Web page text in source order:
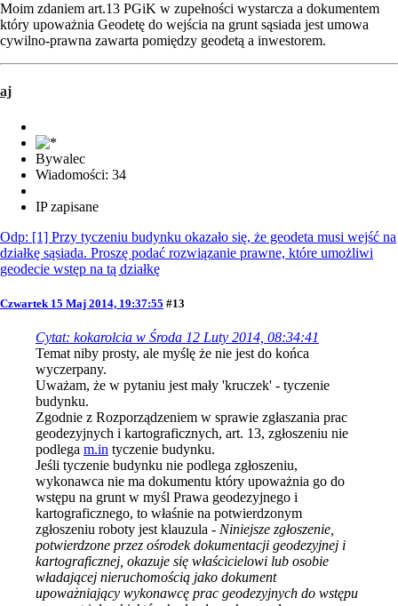
Moim zdaniem art.13 PGiK w zupełności wystarcza a dokumentem
który upoważnia Geodetę do wejścia na grunt sąsiada jest umowa
cywilno-prawna zawarta pomiędzy geodetą a inwestorem.
aj
Bywalec
Wiadomości: 34
IP zapisane
Odp: [1] Przy tyczeniu budynku okazało się, że geodeta musi wejść na
działkę sąsiada. Proszę podać rozwiązanie prawne, które umożliwi
geodecie wstęp na tą działkę
Czwartek 15 Maj 2014, 19:37:55 #13
Cytat: kokarolcia w Środa 12 Luty 2014, 08:34:41
Temat niby prosty, ale myślę że nie jest do końca
wyczerpany.
Uważam, że w pytaniu jest mały 'kruczek' - tyczenie
budynku.
Zgodnie z Rozporządzeniem w sprawie zgłaszania prac
geodezyjnych i kartograficznych, art. 13, zgłoszeniu nie
podlega m.in tyczenie budynku.
Jeśli tyczenie budynku nie podlega zgłoszeniu,
wykonawca nie ma dokumentu który upoważnia go do
wstępu na grunt w myśl Prawa geodezyjnego i
kartograficznego, to właśnie na potwierdzonym
zgłoszeniu roboty jest klauzula - Niniejsze zgłoszenie,
potwierdzone przez ośrodek dokumentacji geodezyjnej i
kartograficznej, okazuje się właścicielowi lub osobie
władającej nieruchomością jako dokument
upoważniający wykonawcę prac geodezyjnych do wstępu